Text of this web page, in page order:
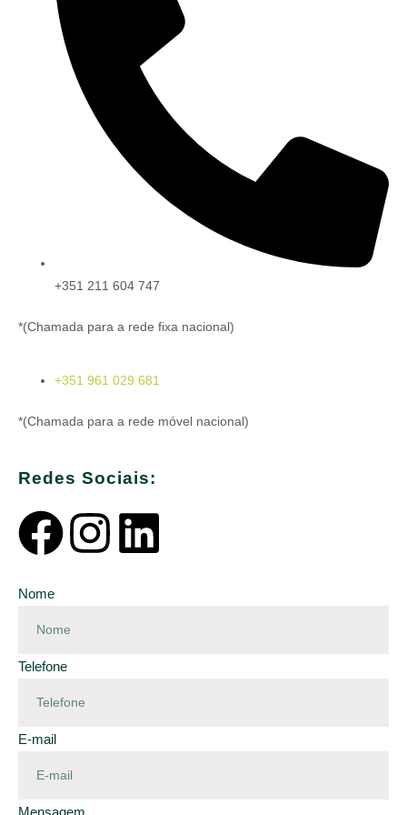
+351 211 604 747
*(Chamada para a rede fixa nacional)
+351 961 029 681
*(Chamada para a rede móvel nacional)
Redes Sociais:
Nome
Telefone
E-mail
Mensagem